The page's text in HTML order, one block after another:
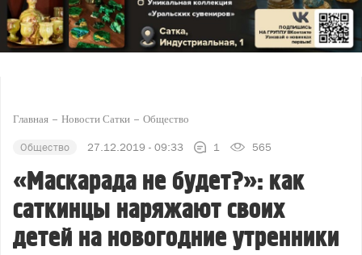
Главная Новости Сатки Общество
Общество 27.12.2019 - 09:33 1 565
«Маскарада не будет?»: как
саткинцы наряжают своих
детей на новогодние утренники